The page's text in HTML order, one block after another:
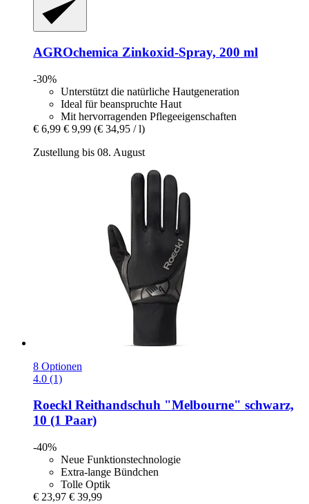
AGROchemica Zinkoxid-​Spray, 200 ml
-30%
Unterstützt die natürliche Hautgeneration
Ideal für beanspruchte Haut
Mit hervorragenden Pflegeeigenschaften
€ 6,99 € 9,99 (€ 34,95 / l)
Zustellung bis 08. August
8 Optionen
4.0 (1)
Roeckl Reithandschuh "Melbourne" schwarz,
10 (1 Paar)
-40%
Neue Funktionstechnologie
Extra-lange Bündchen
Tolle Optik
€ 23,97 € 39,99